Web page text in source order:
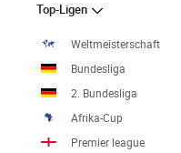
Top-Ligen
Weltmeisterschaft
Bundesliga
2. Bundesliga
Afrika-Cup
Premier league